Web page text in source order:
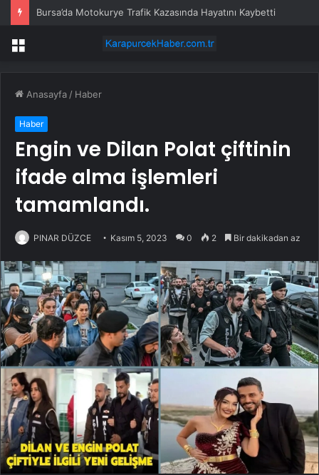
Bursa’da Motokurye Trafik Kazasında Hayatını Kaybetti
Menü
Anasayfa / Haber
Haber
Engin ve Dilan Polat çiftinin
ifade alma işlemleri
tamamlandı.
PINAR DÜZCE Kasım 5, 2023 0 2 Bir dakikadan az